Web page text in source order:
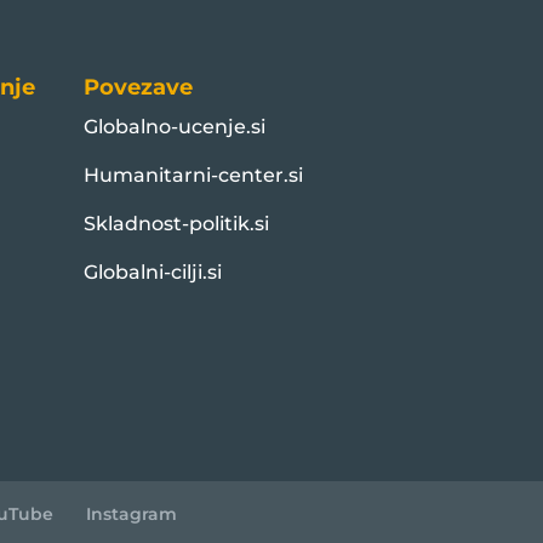
Povezave
Globalno-ucenje.si
Humanitarni-center.si
Skladnost-politik.si
Globalni-cilji.si
Instagram